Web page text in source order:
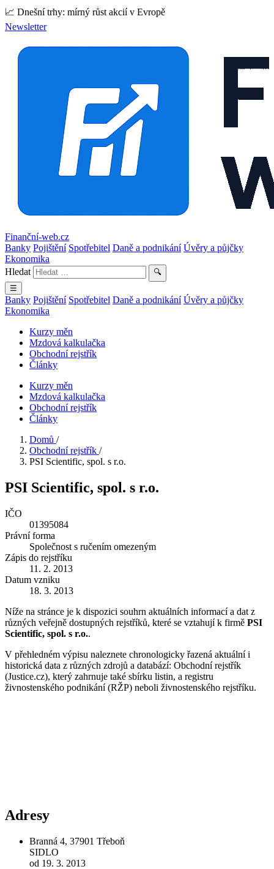
📈 Dnešní trhy: mírný růst akcií v Evropě
Newsletter
Finanční-web.cz
Banky Pojištění Spotřebitel Daně a podnikání Úvěry a půjčky
Ekonomika
Hledat
🔍
☰
Banky Pojištění Spotřebitel Daně a podnikání Úvěry a půjčky
Ekonomika
Kurzy měn
Mzdová kalkulačka
Obchodní rejstřík
Články
Kurzy měn
Mzdová kalkulačka
Obchodní rejstřík
Články
Domů /
Obchodní rejstřík /
PSI Scientific, spol. s r.o.
PSI Scientific, spol. s r.o.
IČO
01395084
Právní forma
Společnost s ručením omezeným
Zápis do rejstříku
11. 2. 2013
Datum vzniku
18. 3. 2013
Níže na stránce je k dispozici souhrn aktuálních informací a dat z
různých veřejně dostupných rejstříků, které se vztahují k firmě PSI
Scientific, spol. s r.o..
V přehledném výpisu naleznete chronologicky řazená aktuální i
historická data z různých zdrojů a databází: Obchodní rejstřík
(Justice.cz), který zahrnuje také sbírku listin, a registru
živnostenského podnikání (RŽP) neboli živnostenského rejstříku.
Adresy
Branná 4, 37901 Třeboň
SIDLO
od 19. 3. 2013